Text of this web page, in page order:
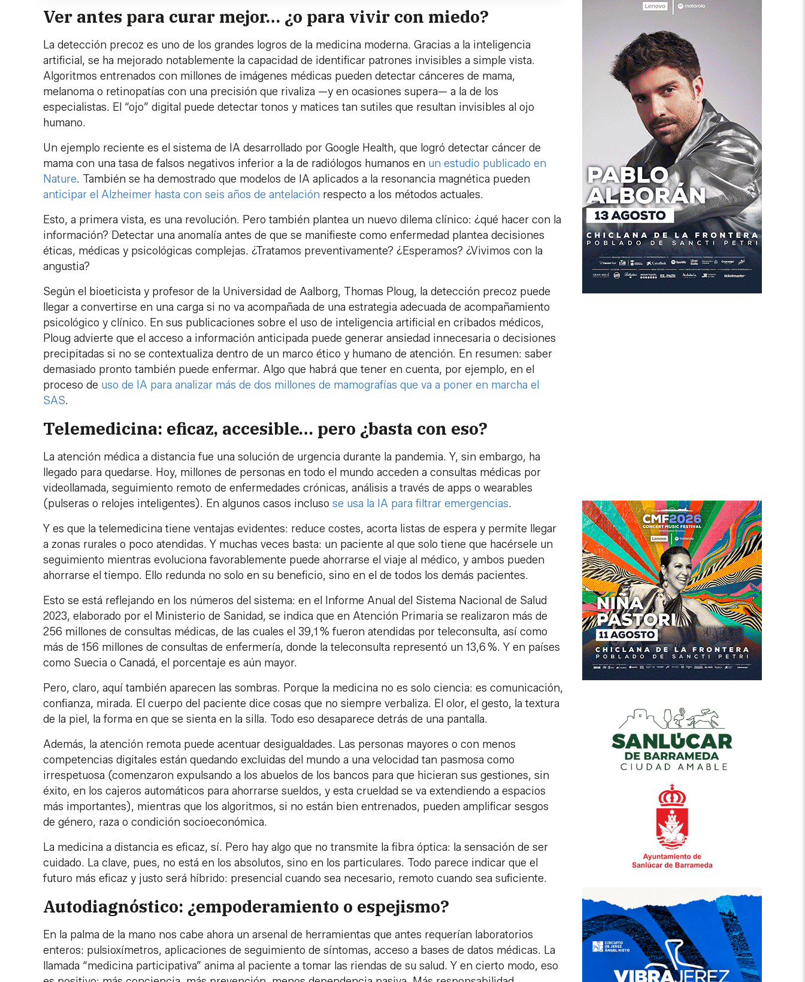
Ver antes para curar mejor… ¿o para vivir con miedo?
La detección precoz es uno de los grandes logros de la medicina moderna. Gracias a la inteligencia
artificial, se ha mejorado notablemente la capacidad de identificar patrones invisibles a simple vista.
Algoritmos entrenados con millones de imágenes médicas pueden detectar cánceres de mama,
melanoma o retinopatías con una precisión que rivaliza —y en ocasiones supera— a la de los
especialistas. El “ojo” digital puede detectar tonos y matices tan sutiles que resultan invisibles al ojo
humano.
Un ejemplo reciente es el sistema de IA desarrollado por Google Health, que logró detectar cáncer de
mama con una tasa de falsos negativos inferior a la de radiólogos humanos en un estudio publicado en
Nature. También se ha demostrado que modelos de IA aplicados a la resonancia magnética pueden
anticipar el Alzheimer hasta con seis años de antelación respecto a los métodos actuales.
Esto, a primera vista, es una revolución. Pero también plantea un nuevo dilema clínico: ¿qué hacer con la
información? Detectar una anomalía antes de que se manifieste como enfermedad plantea decisiones
éticas, médicas y psicológicas complejas. ¿Tratamos preventivamente? ¿Esperamos? ¿Vivimos con la
angustia?
Según el bioeticista y profesor de la Universidad de Aalborg, Thomas Ploug, la detección precoz puede
llegar a convertirse en una carga si no va acompañada de una estrategia adecuada de acompañamiento
psicológico y clínico. En sus publicaciones sobre el uso de inteligencia artificial en cribados médicos,
Ploug advierte que el acceso a información anticipada puede generar ansiedad innecesaria o decisiones
precipitadas si no se contextualiza dentro de un marco ético y humano de atención. En resumen: saber
demasiado pronto también puede enfermar. Algo que habrá que tener en cuenta, por ejemplo, en el
proceso de uso de IA para analizar más de dos millones de mamografías que va a poner en marcha el
SAS.
Telemedicina: eficaz, accesible… pero ¿basta con eso?
La atención médica a distancia fue una solución de urgencia durante la pandemia. Y, sin embargo, ha
llegado para quedarse. Hoy, millones de personas en todo el mundo acceden a consultas médicas por
videollamada, seguimiento remoto de enfermedades crónicas, análisis a través de apps o wearables
(pulseras o relojes inteligentes). En algunos casos incluso se usa la IA para filtrar emergencias.
Y es que la telemedicina tiene ventajas evidentes: reduce costes, acorta listas de espera y permite llegar
a zonas rurales o poco atendidas. Y muchas veces basta: un paciente al que solo tiene que hacérsele un
seguimiento mientras evoluciona favorablemente puede ahorrarse el viaje al médico, y ambos pueden
ahorrarse el tiempo. Ello redunda no solo en su beneficio, sino en el de todos los demás pacientes.
Esto se está reflejando en los números del sistema: en el Informe Anual del Sistema Nacional de Salud
2023, elaborado por el Ministerio de Sanidad, se indica que en Atención Primaria se realizaron más de
256 millones de consultas médicas, de las cuales el 39,1 % fueron atendidas por teleconsulta, así como
más de 156 millones de consultas de enfermería, donde la teleconsulta representó un 13,6 %. Y en países
como Suecia o Canadá, el porcentaje es aún mayor.
Pero, claro, aquí también aparecen las sombras. Porque la medicina no es solo ciencia: es comunicación,
confianza, mirada. El cuerpo del paciente dice cosas que no siempre verbaliza. El olor, el gesto, la textura
de la piel, la forma en que se sienta en la silla. Todo eso desaparece detrás de una pantalla.
Además, la atención remota puede acentuar desigualdades. Las personas mayores o con menos
competencias digitales están quedando excluidas del mundo a una velocidad tan pasmosa como
irrespetuosa (comenzaron expulsando a los abuelos de los bancos para que hicieran sus gestiones, sin
éxito, en los cajeros automáticos para ahorrarse sueldos, y esta crueldad se va extendiendo a espacios
más importantes), mientras que los algoritmos, si no están bien entrenados, pueden amplificar sesgos
de género, raza o condición socioeconómica.
La medicina a distancia es eficaz, sí. Pero hay algo que no transmite la fibra óptica: la sensación de ser
cuidado. La clave, pues, no está en los absolutos, sino en los particulares. Todo parece indicar que el
futuro más eficaz y justo será híbrido: presencial cuando sea necesario, remoto cuando sea suficiente.
Autodiagnóstico: ¿empoderamiento o espejismo?
En la palma de la mano nos cabe ahora un arsenal de herramientas que antes requerían laboratorios
enteros: pulsioxímetros, aplicaciones de seguimiento de síntomas, acceso a bases de datos médicas. La
llamada “medicina participativa” anima al paciente a tomar las riendas de su salud. Y en cierto modo, eso